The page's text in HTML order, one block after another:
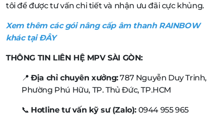
tôi để được tư vấn chi tiết và nhận ưu đãi cực khủng.
Xem thêm các gói nâng cấp âm thanh RAINBOW
khác tại ĐÂY
THÔNG TIN LIÊN HỆ MPV SÀI GÒN:
📍Địa chỉ chuyên xưởng:787 Nguyễn Duy Trinh,
Phường Phú Hữu, TP. Thủ Đức, TP.HCM
📞 Hotline tư vấn kỹ sư (Zalo): 0944 955 965